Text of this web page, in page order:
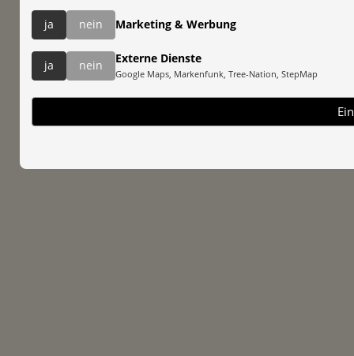
ja nein Marketing & Werbung
ja nein
Externe Dienste
Google Maps, Markenfunk, Tree-Nation, StepMap